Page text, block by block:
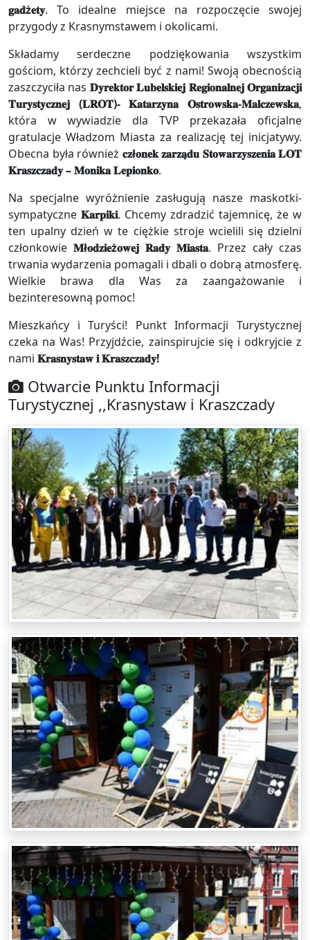
𝐠𝐚𝐝ż𝐞𝐭𝐲. To idealne miejsce na rozpoczęcie swojej
przygody z Krasnymstawem i okolicami.
Składamy serdeczne podziękowania wszystkim
gościom, którzy zechcieli być z nami! Swoją obecnością
zaszczyciła nas 𝐃𝐲𝐫𝐞𝐤𝐭𝐨𝐫 𝐋𝐮𝐛𝐞𝐥𝐬𝐤𝐢𝐞𝐣 𝐑𝐞𝐠𝐢𝐨𝐧𝐚𝐥𝐧𝐞𝐣 𝐎𝐫𝐠𝐚𝐧𝐢𝐳𝐚𝐜𝐣𝐢
𝐓𝐮𝐫𝐲𝐬𝐭𝐲𝐜𝐳𝐧𝐞𝐣 (𝐋𝐑𝐎𝐓)- 𝐊𝐚𝐭𝐚𝐫𝐳𝐲𝐧𝐚 𝐎𝐬𝐭𝐫𝐨𝐰𝐬𝐤𝐚-𝐌𝐚𝐥𝐜𝐳𝐞𝐰𝐬𝐤𝐚,
która w wywiadzie dla TVP przekazała oficjalne
gratulacje Władzom Miasta za realizację tej inicjatywy.
Obecna była również 𝐜𝐳ł𝐨𝐧𝐞𝐤 𝐳𝐚𝐫𝐳𝐚̨𝐝𝐮 𝐒𝐭𝐨𝐰𝐚𝐫𝐳𝐲𝐬𝐳𝐞𝐧𝐢𝐚 𝐋𝐎𝐓
𝐊𝐫𝐚𝐬𝐳𝐜𝐳𝐚𝐝𝐲 – 𝐌𝐨𝐧𝐢𝐤𝐚 𝐋𝐞𝐩𝐢𝐨𝐧𝐤𝐨.
Na specjalne wyróżnienie zasługują nasze maskotki-
sympatyczne 𝐊𝐚𝐫𝐩𝐢𝐤𝐢. Chcemy zdradzić tajemnicę, że w
ten upalny dzień w te ciężkie stroje wcielili się dzielni
członkowie 𝐌ł𝐨𝐝𝐳𝐢𝐞ż𝐨𝐰𝐞𝐣 𝐑𝐚𝐝𝐲 𝐌𝐢𝐚𝐬𝐭𝐚. Przez cały czas
trwania wydarzenia pomagali i dbali o dobrą atmosferę.
Wielkie brawa dla Was za zaangażowanie i
bezinteresowną pomoc!
Mieszkańcy i Turyści! Punkt Informacji Turystycznej
czeka na Was! Przyjdźcie, zainspirujcie się i odkryjcie z
nami 𝐊𝐫𝐚𝐬𝐧𝐲𝐬𝐭𝐚𝐰 𝐢 𝐊𝐫𝐚𝐬𝐳𝐜𝐳𝐚𝐝𝐲!
Otwarcie Punktu Informacji
Turystycznej ,,Krasnystaw i Kraszczady